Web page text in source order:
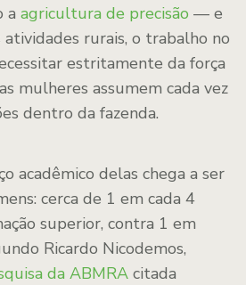
a agricultura de precisão — e
atividades rurais, o trabalho no
estritamente da força
mulheres assumem cada vez
dentro da fazenda.
acadêmico delas chega a ser
cerca de 1 em cada 4
superior, contra 1 em
Ricardo Nicodemos,
da ABMRA citada